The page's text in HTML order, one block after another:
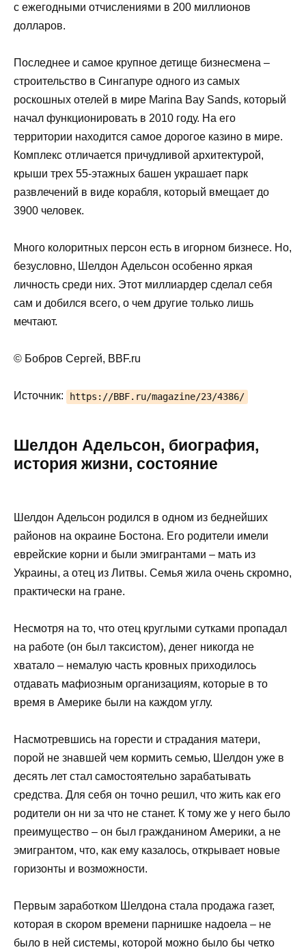
с ежегодными отчислениями в 200 миллионов
долларов.
Последнее и самое крупное детище бизнесмена –
строительство в Сингапуре одного из самых
роскошных отелей в мире Marina Bay Sands, который
начал функционировать в 2010 году. На его
территории находится самое дорогое казино в мире.
Комплекс отличается причудливой архитектурой,
крыши трех 55-этажных башен украшает парк
развлечений в виде корабля, который вмещает до
3900 человек.
Много колоритных персон есть в игорном бизнесе. Но,
безусловно, Шелдон Адельсон особенно яркая
личность среди них. Этот миллиардер сделал себя
сам и добился всего, о чем другие только лишь
мечтают.
© Бобров Сергей, BBF.ru
Источник: https://BBF.ru/magazine/23/4386/
Шелдон Адельсон, биография,
история жизни, состояние
Шелдон Адельсон родился в одном из беднейших
районов на окраине Бостона. Его родители имели
еврейские корни и были эмигрантами – мать из
Украины, а отец из Литвы. Семья жила очень скромно,
практически на гране.
Несмотря на то, что отец круглыми сутками пропадал
на работе (он был таксистом), денег никогда не
хватало – немалую часть кровных приходилось
отдавать мафиозным организациям, которые в то
время в Америке были на каждом углу.
Насмотревшись на горести и страдания матери,
порой не знавшей чем кормить семью, Шелдон уже в
десять лет стал самостоятельно зарабатывать
средства. Для себя он точно решил, что жить как его
родители он ни за что не станет. К тому же у него было
преимущество – он был гражданином Америки, а не
эмигрантом, что, как ему казалось, открывает новые
горизонты и возможности.
Первым заработком Шелдона стала продажа газет,
которая в скором времени парнишке надоела – не
было в ней системы, которой можно было бы четко